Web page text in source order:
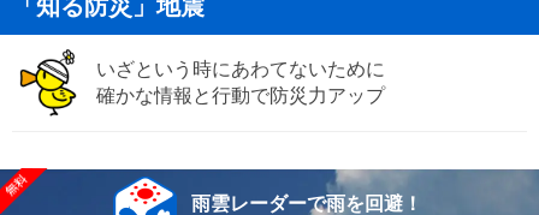
「知る防災」地震
いざという時にあわてないために
確かな情報と行動で防災力アップ
雨雲レーダーで雨を回避！